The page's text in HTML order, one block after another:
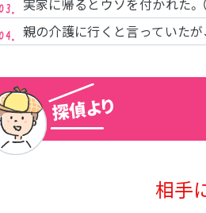
実家に帰るとウソを付かれた。
親の介護に行くと言っていたが
相手